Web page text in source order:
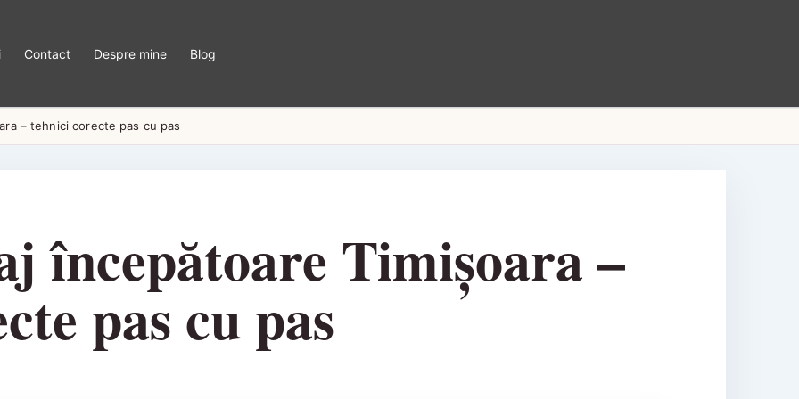
Contact Despre mine Blog
– tehnici corecte pas cu pas
începătoare Timișoara –
pas cu pas